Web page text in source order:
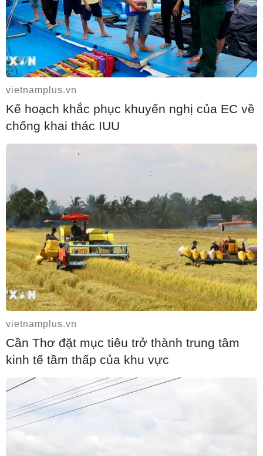
Khủng hoảng Hormuz khiến khách hàng
châu Á tính lại bài toán dầu mỏ
10/08/2026 00:10
Cựu Tư lệnh IRGC trở thành tân Thư ký
Hội đồng An ninh quốc gia Tối cao Iran
09/08/2026 23:50
Ủy ban Quốc hội Iran thông qua khung
dự luật về an ninh Eo biển Hormuz
vietnamplus.vn
Kế hoạch khắc phục khuyến nghị của EC về
chống khai thác IUU
vietnamplus.vn
Cần Thơ đặt mục tiêu trở thành trung tâm
kinh tế tầm thấp của khu vực